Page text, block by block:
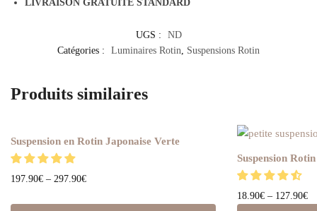
LIVRAISON GRATUITE STANDARD
UGS :
ND
Catégories :
Luminaires Rotin Suspensions Rotin
Produits similaires
Suspension en Rotin Japonaise Verte
197.90€ – 297.90€
Suspension
18.90€ – 127.90€